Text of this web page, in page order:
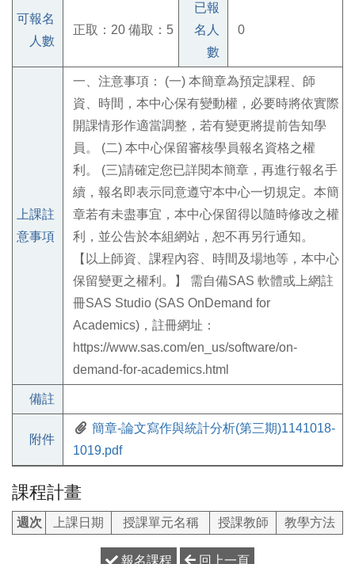
可報名
人數
正取：20 備取：5
已報
名人
數
0
上課註
意事項
一、注意事項： (一) 本簡章為預定課程、師
資、時間，本中心保有變動權，必要時將依實際
開課情形作適當調整，若有變更將提前告知學
員。 (二) 本中心保留審核學員報名資格之權
利。 (三)請確定您已詳閱本簡章，再進行報名手
續，報名即表示同意遵守本中心一切規定。本簡
章若有未盡事宜，本中心保留得以隨時修改之權
利，並公告於本組網站，恕不再另行通知。
【以上師資、課程內容、時間及場地等，本中心
保留變更之權利。】 需自備SAS 軟體或上網註
冊SAS Studio (SAS OnDemand for
Academics)，註冊網址：
https://www.sas.com/en_us/software/on-
demand-for-academics.html
備註
附件
簡章-論文寫作與統計分析(第三期)1141018-
1019.pdf
課程計畫
週次 上課日期 授課單元名稱 授課教師 教學方法
報名課程 回上一頁